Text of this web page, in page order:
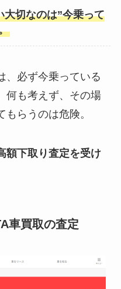
大切なのは”今乗って
、必ず今乗っている
何も考えず、その場
らうのは危険。
額下取り査定を受け
車買取の査定